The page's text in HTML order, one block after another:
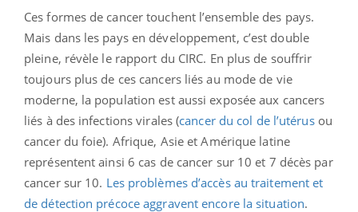
Ces formes de cancer touchent l’ensemble des pays.
Mais dans les pays en développement, c’est double
pleine, révèle le rapport du CIRC. En plus de souffrir
toujours plus de ces cancers liés au mode de vie
moderne, la population est aussi exposée aux cancers
liés à des infections virales (cancer du col de l’utérus ou
cancer du foie). Afrique, Asie et Amérique latine
représentent ainsi 6 cas de cancer sur 10 et 7 décès par
cancer sur 10. Les problèmes d’accès au traitement et
de détection précoce aggravent encore la situation.